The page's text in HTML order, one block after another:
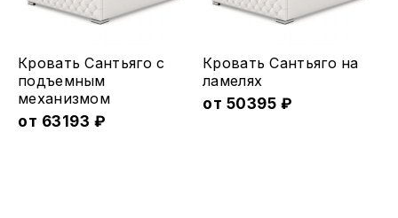
на
товара.
на
товара.
Этот
товар
имеет
несколько
Кровать Сантьяго с
подъемным
меxанизмом
от 63193 ₽
Этот
товар
имеет
Кровать Сантьяго на
ламеляx
от 50395 ₽